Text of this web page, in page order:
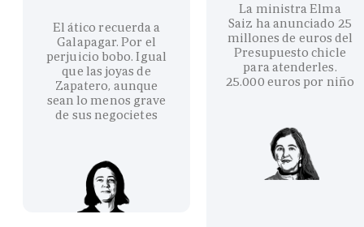
El ático recuerda a
Galapagar. Por el
perjuicio bobo. Igual
que las joyas de
Zapatero, aunque
sean lo menos grave
de sus negocietes
La ministra Elma
Saiz ha anunciado 25
millones de euros del
Presupuesto chicle
para atenderles.
25.000 euros por niño